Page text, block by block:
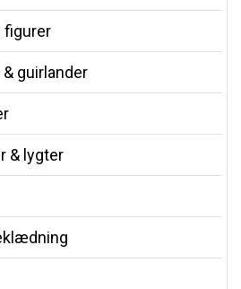
figurer
guirlander
& lygter